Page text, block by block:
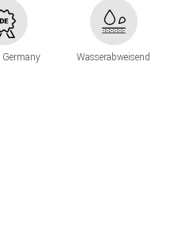
Germany Wasserabweisend